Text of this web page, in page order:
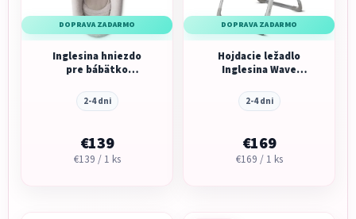
DOPRAVA ZADARMO
Inglesina hniezdo
pre bábätko
Beige
2-4 dni
€139
Jednotková
€139 / 1 ks
DOPRAVA ZADARMO
Hojdacie ležadlo
Inglesina Wave
2-4 dni
€169
Jednotková
€169 / 1 ks